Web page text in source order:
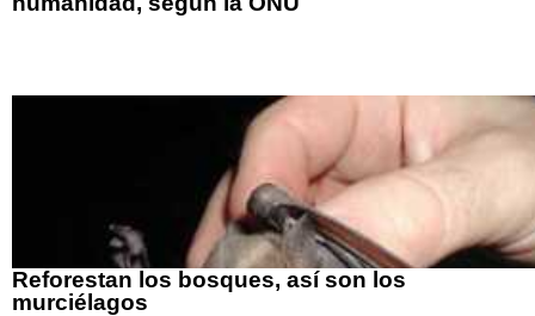
Reforestan los bosques, así son los
murciélagos